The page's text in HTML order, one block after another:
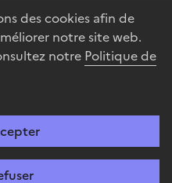
des cookies afin de
notre site web.
notre Politique de
Mentions légales